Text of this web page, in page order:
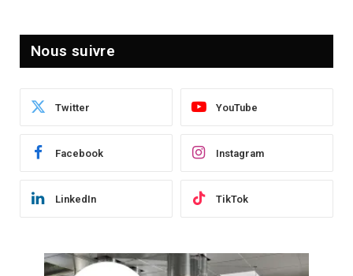
Nous suivre
Twitter YouTube
Facebook Instagram
LinkedIn TikTok